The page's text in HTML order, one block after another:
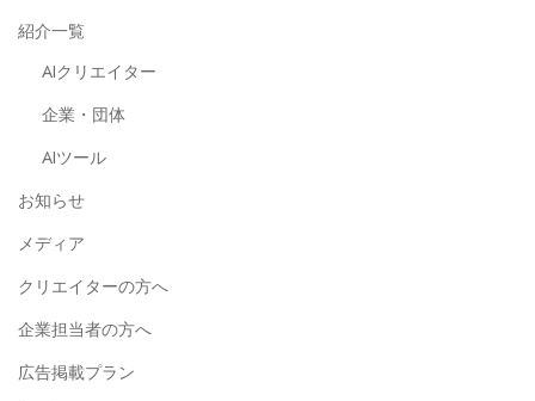
紹介一覧
AIクリエイター
企業・団体
AIツール
お知らせ
メディア
クリエイターの方へ
企業担当者の方へ
広告掲載プラン